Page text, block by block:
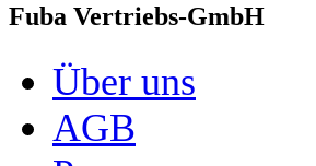
Fuba Vertriebs-GmbH
Über uns
AGB